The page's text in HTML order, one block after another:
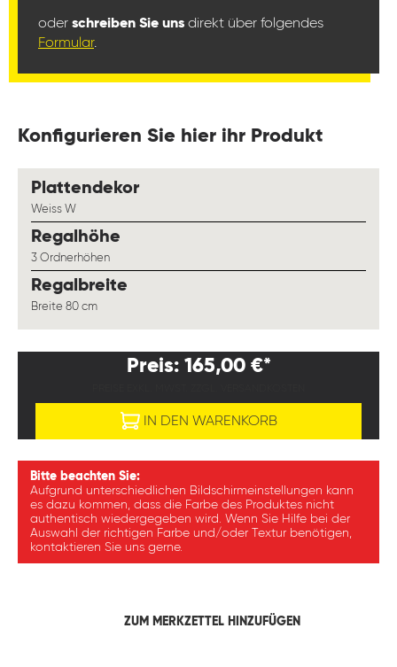
oder schreiben Sie uns direkt über folgendes
Formular.
Konfigurieren Sie hier ihr Produkt
Plattendekorauswählen
Weiss W
Regalhöhe
3 Ordnerhöhen
Regalbreite
Breite 80 cm
Preis: 165,00 €*
IN DEN WARENKORB
Bitte beachten Sie:
Aufgrund unterschiedlichen Bildschirmeinstellungen kann
es dazu kommen, dass die Farbe des Produktes nicht
authentisch wiedergegeben wird. Wenn Sie Hilfe bei der
Auswahl der richtigen Farbe und/oder Textur benötigen,
kontaktieren Sie uns gerne.
ZUM MERKZETTEL HINZUFÜGEN